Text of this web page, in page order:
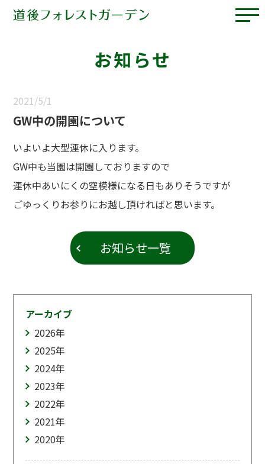
お知らせ
2021/5/1
GW中の開園について
いよいよ大型連休に入ります。
GW中も当園は開園しておりますので
連休中あいにくの空模様になる日もありそうですが
ごゆっくりお参りにお越し頂ければと思います。
お知らせ一覧
アーカイブ
2026年
2025年
2024年
2023年
2022年
2021年
2020年